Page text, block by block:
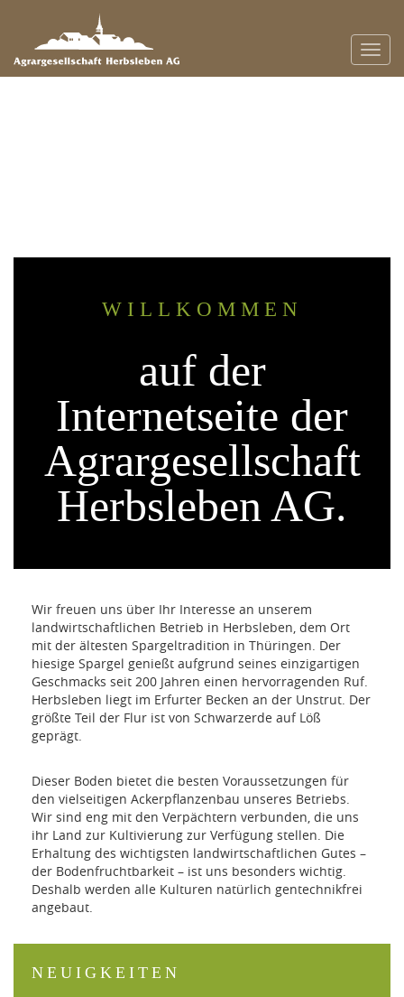
WILLKOMMEN
auf der
Internetseite der
Agrargesellschaft
Herbsleben AG.
Wir freuen uns über Ihr Interesse an unserem
landwirtschaftlichen Betrieb in Herbsleben, dem Ort
mit der ältesten Spargeltradition in Thüringen. Der
hiesige Spargel genießt aufgrund seines einzigartigen
Geschmacks seit 200 Jahren einen hervorragenden Ruf.
Herbsleben liegt im Erfurter Becken an der Unstrut. Der
größte Teil der Flur ist von Schwarzerde auf Löß
geprägt.
Dieser Boden bietet die besten Voraussetzungen für
den vielseitigen Ackerpflanzenbau unseres Betriebs.
Wir sind eng mit den Verpächtern verbunden, die uns
ihr Land zur Kultivierung zur Verfügung stellen. Die
Erhaltung des wichtigsten landwirtschaftlichen Gutes –
der Bodenfruchtbarkeit – ist uns besonders wichtig.
Deshalb werden alle Kulturen natürlich gentechnikfrei
angebaut.
NEUIGKEITEN